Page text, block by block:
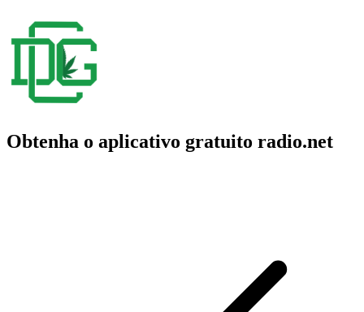
Obtenha o aplicativo gratuito radio.net